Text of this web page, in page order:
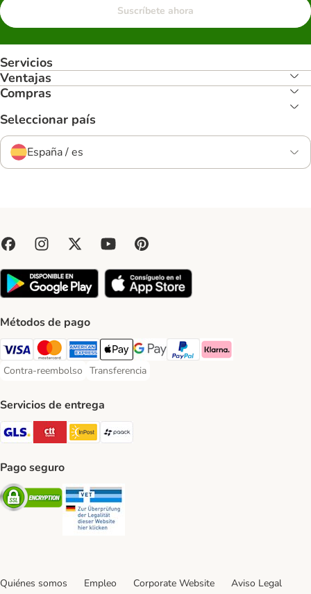
Suscríbete ahora
Servicios
Ventajas
Compras
Seleccionar país
España / es
Métodos de pago
Visa Payment Method
Mastercard Payment Method
American Express Payment Method
Apple Pay Payment Method
Google Pay Payment Method
PayPal Payment Method
Klarna Payment Method
Contra-reembolso
Contra-reembolso Payment Method
Transferencia
Transferencia Payment Method
Servicios de entrega
GLS Shipping Method
CTTExpress Shipping Method
InPost Shipping Method
paack Shipping Method
Pago seguro
Security
Quiénes somos Empleo Corporate Website Aviso Legal